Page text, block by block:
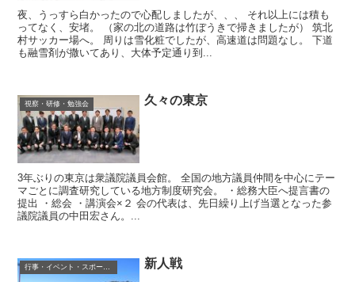
夜、うっすら白かったので心配しましたが、、、 それ以上には積も
ってなく、安堵。 （家の北の道路は竹ぼうきで掃きましたが） 筑北
村サッカー場へ。 周りは雪化粧でしたが、高速道は問題なし。 下道
も融雪剤が撒いてあり、大体予定通り到...
視察・研修・勉強会 久々の東京
3年ぶりの東京は衆議院議員会館。 全国の地方議員仲間を中心にテー
マごとに調査研究している地方制度研究会。 ・総務大臣へ提言書の
提出 ・総会 ・講演会×２ 会の代表は、先日繰り上げ当選となった参
議院議員の中田宏さん。...
行事・イベント・スポーツ等 新人戦